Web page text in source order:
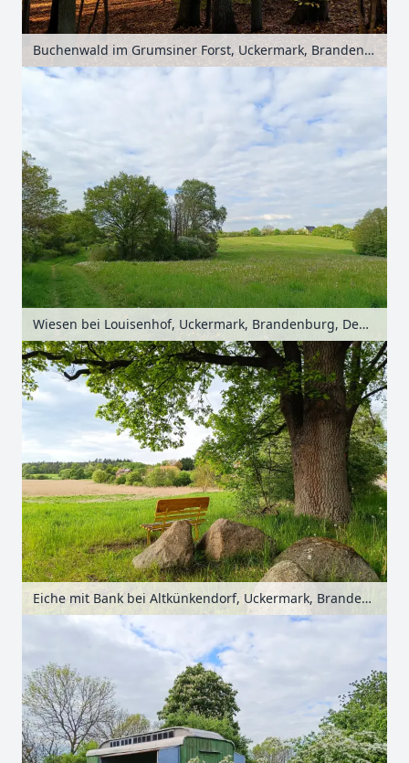
Buchenwald im Grumsiner Forst, Uckermark, Brandenburg, Deutschland
Wiesen bei Louisenhof, Uckermark, Brandenburg, Deutschland
Eiche mit Bank bei Altkünkendorf, Uckermark, Brandenburg, Deutschland